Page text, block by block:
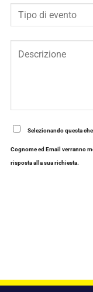
Selezionando questa
Cognome ed Email verranno
risposta alla sua richiesta.